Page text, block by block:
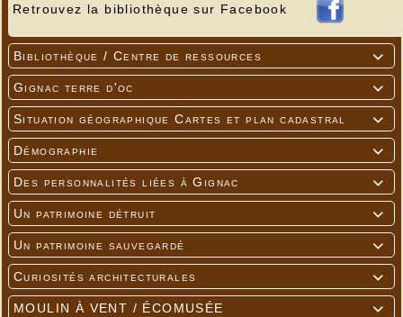
Retrouvez la bibliothèque sur Facebook

Bibliothèque / Centre de ressources

Gignac terre d'oc

Situation géographique Cartes et plan cadastral

Démographie

Des personnalités liées à Gignac

Un patrimoine détruit

Un patrimoine sauvegardé

Curiosités architecturales

MOULIN À VENT / ÉCOMUSÉE